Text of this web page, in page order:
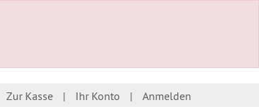
Zur Kasse Ihr Konto Anmelden